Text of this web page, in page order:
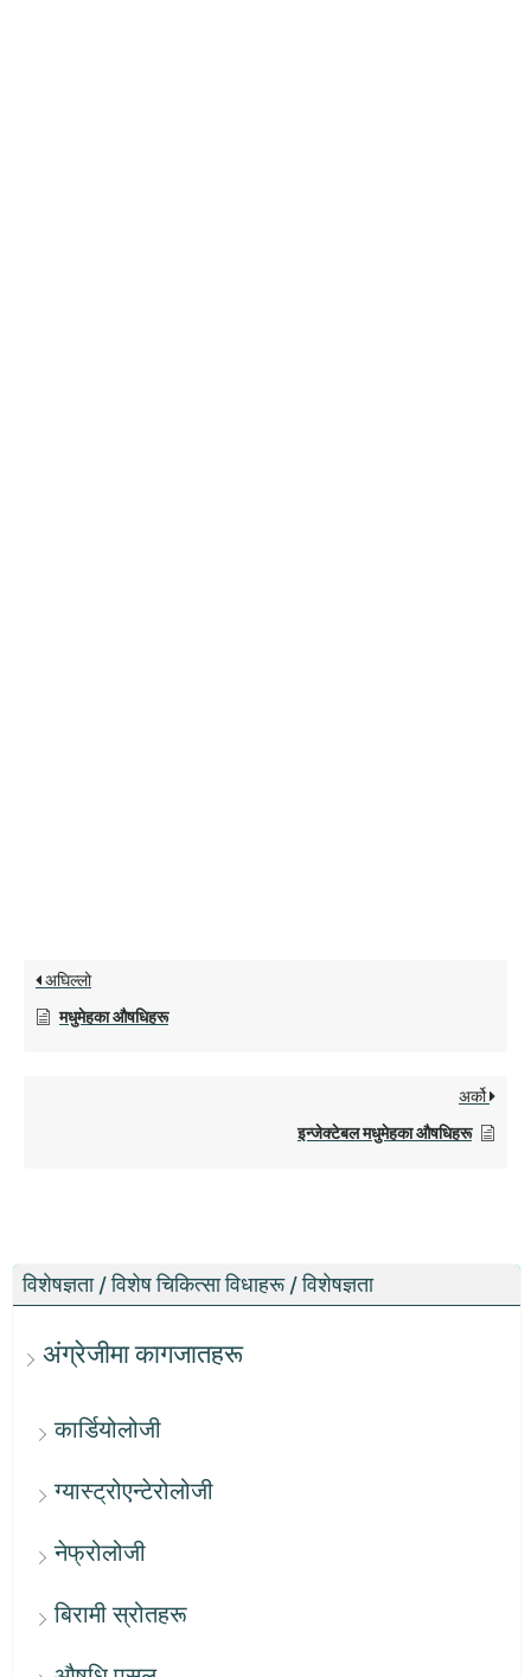
विशेषज्ञता / विशेष चिकित्सा विधाहरू / विशेषज्ञता
अंग्रेजीमा कागजातहरू
कार्डियोलोजी
ग्यास्ट्रोएन्टेरोलोजी
नेफ्रोलोजी
बिरामी स्रोतहरू
अघिल्लो
मधुमेहका औषधिहरू
अर्को
इन्जेक्टेबल मधुमेहका औषधिहरू